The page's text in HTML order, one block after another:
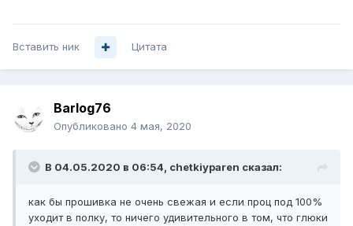
Вставить ник Цитата
Barlog76
Опубликовано 4 мая, 2020
В 04.05.2020 в 06:54, chetkiyparen сказал:
как бы прошивка не очень свежая и если проц под 100%
уходит в полку, то ничего удивительного в том, что глюки